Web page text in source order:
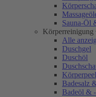
Sauna-Öl
Körperreinigung
Alle
Duschgel
Duschöl
Badesalz
Badeöl &